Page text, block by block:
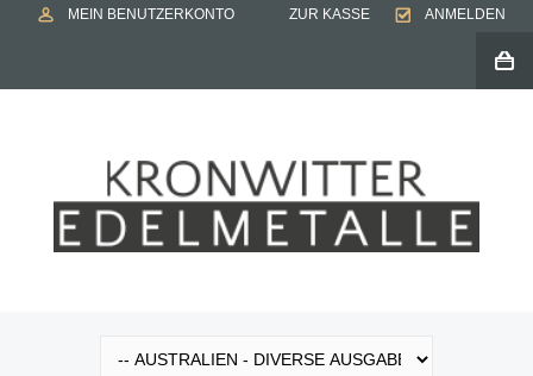
MEIN BENUTZERKONTO ZUR KASSE ANMELDEN